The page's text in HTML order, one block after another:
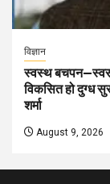
विज्ञान
स्वस्थ
विकसित हो दुग्ध
शर्मा
August 9, 2026